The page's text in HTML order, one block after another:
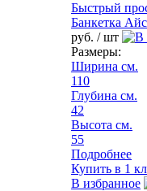
Быстрый
Банкетка
руб. / шт
Размеры:
Ширина см.
110
Глубина см.
42
Высота см.
55
Подробнее
Купить в 1
В избранное